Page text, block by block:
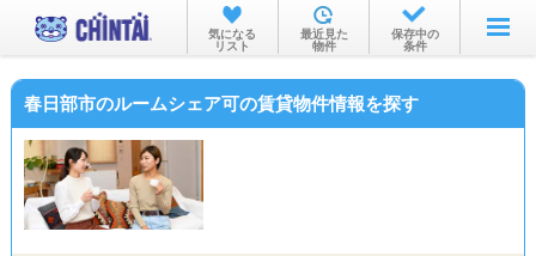
お部屋を探す
沿線・駅から
気になる
リスト
最近見た
物件
保存中の
条件
春日部市のルームシェア可の賃貸物件情報を探す